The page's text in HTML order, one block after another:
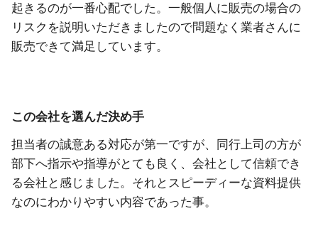
起きるのが一番心配でした。一般個人に販売の場合の
リスクを説明いただきましたので問題なく業者さんに
販売できて満足しています。
この会社を選んだ決め手
担当者の誠意ある対応が第一ですが、同行上司の方が
部下へ指示や指導がとても良く、会社として信頼でき
る会社と感じました。それとスピーディーな資料提供
なのにわかりやすい内容であった事。